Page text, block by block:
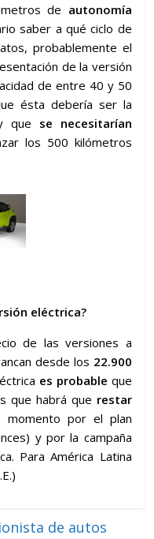
de autonomía
saber a qué ciclo de
probablemente el
de la versión
de entre 40 y 50
ésta debería ser la
que se necesitarían
los 500 kilómetros
eléctrica?
de las versiones a
desde los 22.900
es probable que
que habrá que restar
momento por el plan
y por la campaña
Para América Latina
de autos